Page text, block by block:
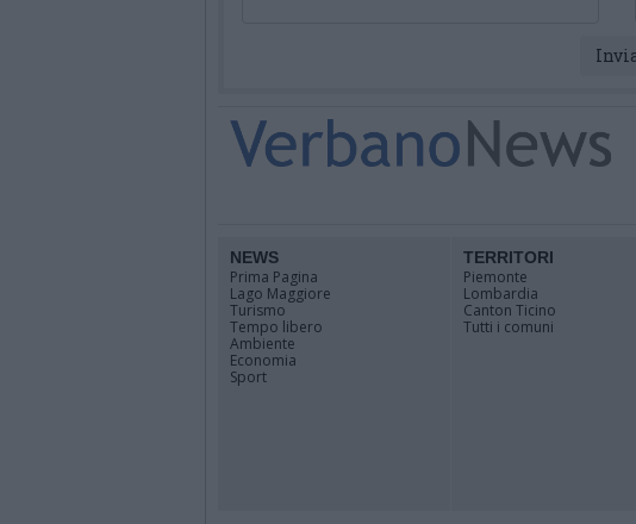
NEWS
Prima Pagina
Lago Maggiore
Turismo
Tempo libero
Ambiente
Economia
Sport
TERRITORI
Piemonte
Lombardia
Canton Ticino
Tutti i comuni